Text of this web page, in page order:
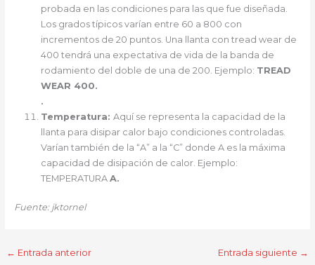
probada en las condiciones para las que fue diseñada.
Los grados típicos varían entre 60 a 800 con
incrementos de 20 puntos. Una llanta con tread wear de
400 tendrá una expectativa de vida de la banda de
rodamiento del doble de una de 200. Ejemplo: TREAD
WEAR 400.
.
Temperatura: Aquí se representa la capacidad de la
llanta para disipar calor bajo condiciones controladas.
Varían también de la “A” a la “C” donde A es la máxima
capacidad de disipación de calor. Ejemplo:
TEMPERATURA A.
Fuente: jktornel
← Entrada anterior Entrada siguiente →